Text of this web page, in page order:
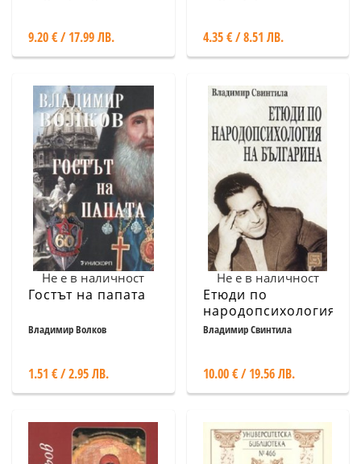
9.20 € / 17.99 ЛВ. 4.35 € / 8.51 ЛВ.
Не е в наличност
Гостът на папата
Владимир Волков
1.51 € / 2.95 ЛВ.
Не е в наличност
Етюди по
народопсихология
на българина
Владимир Свинтила
10.00 € / 19.56 ЛВ.